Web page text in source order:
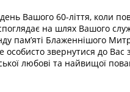
Вашого 60-ліття, коли
на шлях Вашого
пам’яті Блаженнішого
особисто звернутися до Вас
любові та найвищої